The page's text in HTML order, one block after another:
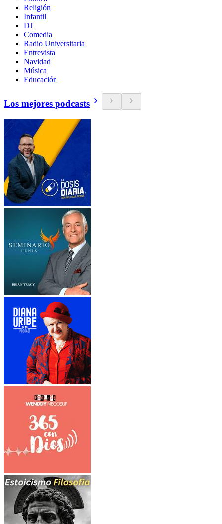
Religión
Infantil
DJ
Comedia
Radio Universitaria
Entrevista
Navidad
Música
Educación
Los mejores podcasts